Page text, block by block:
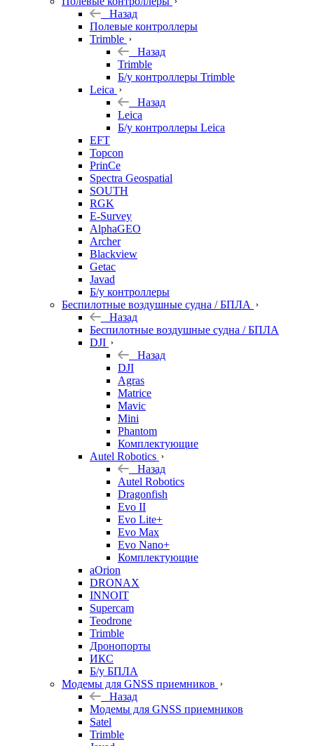
Назад
Полевые контроллеры
Trimble
Назад
Trimble
Б/у контроллеры Trimble
Leica
Назад
Leica
Б/у контроллеры Leica
EFT
Topcon
PrinCe
Spectra Geospatial
SOUTH
RGK
E-Survey
AlphaGEO
Archer
Blackview
Getac
Javad
Б/у контроллеры
Беспилотные воздушные судна / БПЛА
Назад
Беспилотные воздушные судна / БПЛА
DJI
Назад
DJI
Agras
Matrice
Mavic
Mini
Phantom
Комплектующие
Autel Robotics
Назад
Autel Robotics
Dragonfish
Evo II
Evo Lite+
Evo Max
Evo Nano+
Комплектующие
aOrion
DRONAX
INNOIT
Supercam
Teodrone
Trimble
Дронопорты
ИКС
Б/у БПЛА
Модемы для GNSS приемников
Назад
Модемы для GNSS приемников
Satel
Trimble